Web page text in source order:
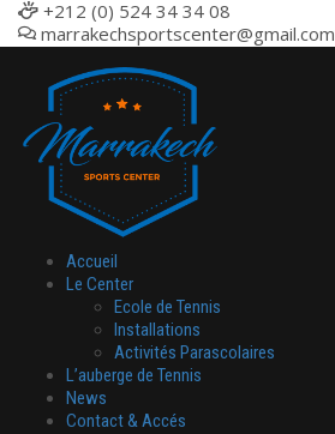
+212 (0) 524 34 34 08
marrakechsportscenter@gmail.com
Accueil
Le Center
Ecole de Tennis
Installations
Activités Parascolaires
L’auberge de Tennis
News
Contact & Accés